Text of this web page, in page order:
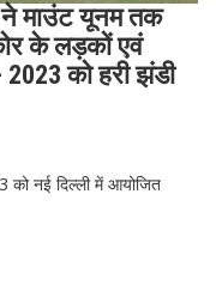
ने माउंट यूनम तक
के लड़कों एवं
2023 को हरी झंडी
को नई दिल्ली में आयोजित